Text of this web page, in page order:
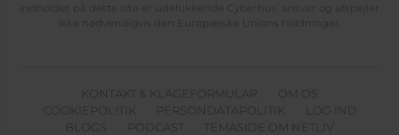
Indholdet på dette site er udelukkende Cyberhus' ansvar og afspejler
ikke nødvendigvis den Europæiske Unions holdninger.
KONTAKT & KLAGEFORMULAR
OM OS
COOKIEPOLITIK
PERSONDATAPOLITIK
LOG IND
BLOGS
PODCAST TEMASIDE OM NETLIV